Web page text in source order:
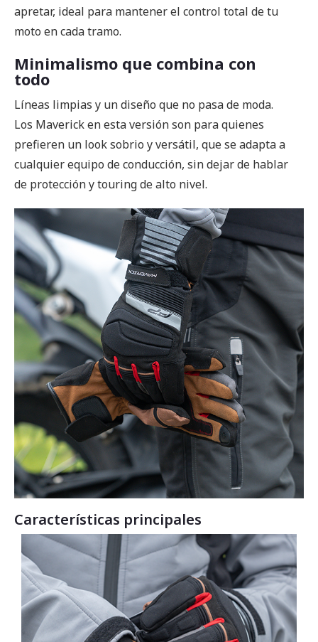
apretar, ideal para mantener el control total de tu
moto en cada tramo.
Minimalismo que combina con
todo
Líneas limpias y un diseño que no pasa de moda.
Los Maverick en esta versión son para quienes
prefieren un look sobrio y versátil, que se adapta a
cualquier equipo de conducción, sin dejar de hablar
de protección y touring de alto nivel.
Características principales